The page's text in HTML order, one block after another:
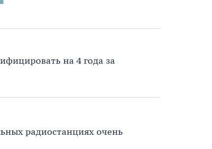
на 4 года за
радиостанциях очень